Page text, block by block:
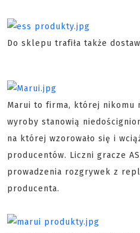
Do sklepu trafiła także
Marui to firma, której nikomu
wyroby stanowią
na której wzorowało się i
producentów. Liczni gracze
prowadzenia rozgrywek z
producenta.